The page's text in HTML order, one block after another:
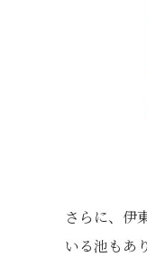
さらに、伊
いる池もあ